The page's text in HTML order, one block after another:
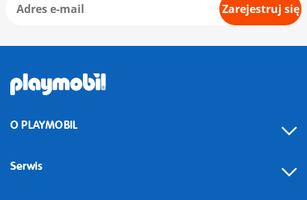
Zarejestruj się
O PLAYMOBIL
Serwis